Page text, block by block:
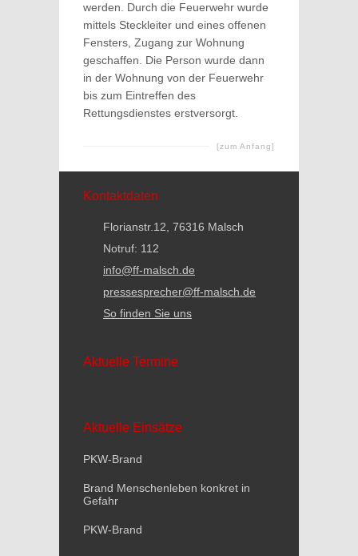
werden. Durch die Feuerwehr wurde
mittels Steckleiter und eines offenen
Fensters, Zugang zur Wohnung
geschaffen. Die Person wurde dann
in der Wohnung von der Feuerwehr
bis zum Eintreffen des
Rettungsdienstes erstversorgt.
[zum Anfang]
Kontaktdaten
Florianstr.12, 76316 Malsch
Notruf: 112
info@ff-malsch.de
pressesprecher@ff-malsch.de
So finden Sie uns
Aktuelle Termine
Aktuelle Einsätze
PKW-Brand
Brand Menschenleben konkret in
Gefahr
PKW-Brand